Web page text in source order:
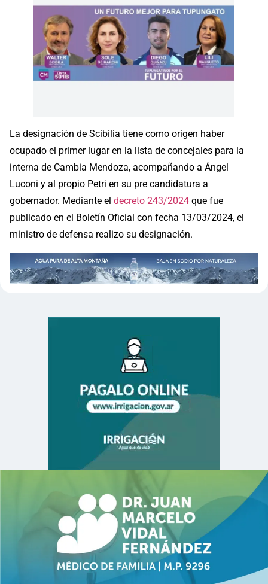
La designación de Scibilia tiene como origen haber
ocupado el primer lugar en la lista de concejales para la
interna de Cambia Mendoza, acompañando a Ángel
Luconi y al propio Petri en su pre candidatura a
gobernador. Mediante el decreto 243/2024 que fue
publicado en el Boletín Oficial con fecha 13/03/2024, el
ministro de defensa realizo su designación.